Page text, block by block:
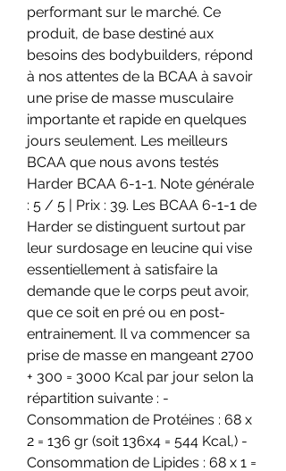
performant sur le marché. Ce
produit, de base destiné aux
besoins des bodybuilders, répond
à nos attentes de la BCAA à savoir
une prise de masse musculaire
importante et rapide en quelques
jours seulement. Les meilleurs
BCAA que nous avons testés
Harder BCAA 6-1-1. Note générale
: 5 / 5 | Prix : 39. Les BCAA 6-1-1 de
Harder se distinguent surtout par
leur surdosage en leucine qui vise
essentiellement à satisfaire la
demande que le corps peut avoir,
que ce soit en pré ou en post-
entrainement. Il va commencer sa
prise de masse en mangeant 2700
+ 300 = 3000 Kcal par jour selon la
répartition suivante : -
Consommation de Protéines : 68 x
2 = 136 gr (soit 136x4 = 544 Kcal,) -
Consommation de Lipides : 68 x 1 =